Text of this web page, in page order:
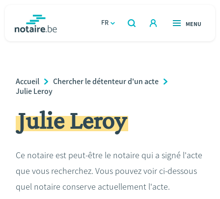
FR
OUVERT
RECHERCHER
OUVERT
MENU
Relations et vivre ensemble
Héritage et donations
Le notaire
Breadcrumb
Accueil
Chercher le détenteur d'un acte
Julie Leroy
Julie Leroy
Ce notaire est peut-être le notaire qui a signé l'acte
que vous recherchez. Vous pouvez voir ci-dessous
quel notaire conserve actuellement l'acte.